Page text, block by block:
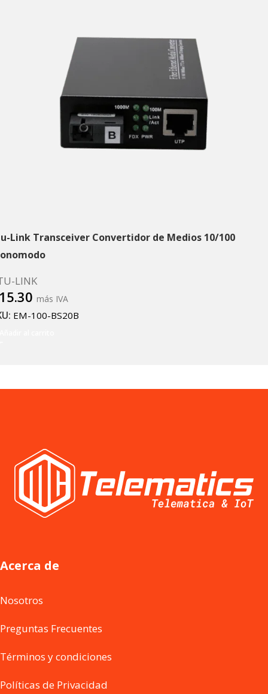
Link Transceiver Convertidor de Medios 10/100
LINK
más IVA
EM-100-BS20B
Acerca de
Nosotros
Preguntas Frecuentes
Términos y condiciones
Políticas de Privacidad